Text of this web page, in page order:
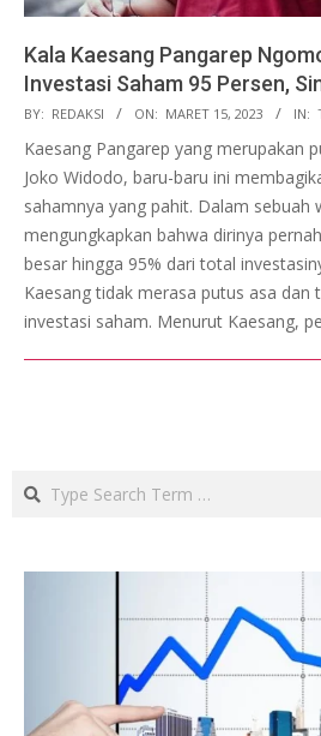
Kala Kaesang Pangarep
Investasi Saham 95 Persen,
2023-
03-
15
BY: REDAKSI ON: MARET 15, 2023 IN:
Kaesang Pangarep yang merupakan
Joko Widodo, baru-baru ini
sahamnya yang pahit. Dalam sebuah
mengungkapkan bahwa dirinya
besar hingga 95% dari total
Kaesang tidak merasa putus asa dan
investasi saham. Menurut Kaesang,
Search